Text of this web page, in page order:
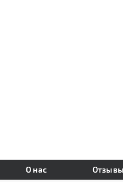
О нас Отзывы